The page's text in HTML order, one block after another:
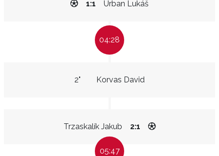
Urban Lukáš
1:1
04:28
Korvas David
2"
Trzaskalík Jakub 2:1
05:47